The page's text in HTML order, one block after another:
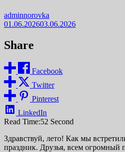
adminnorovka
01.06.202603.06.2026
Share
Facebook
Twitter
Pinterest
LinkedIn
Read Time:52 Second
Здравствуй, лето! Как мы
праздник. Друзья, всем огромный